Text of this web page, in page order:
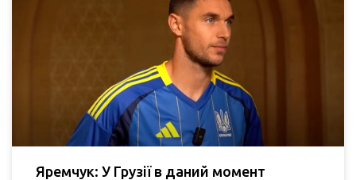
Яремчук: У Грузії в даний момент